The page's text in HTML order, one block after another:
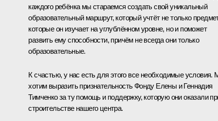
каждого ребёнка мы стараемся создать свой уникальный
образовательный маршрут, который учтёт не только
которые он изучает на углублённом уровне, но и поможет
развить ему способности, причём не всегда они только
образовательные.
К счастью, у нас есть для этого все необходимые условия.
хотим выразить признательность Фонду Елены и Геннадия
Тимченко за ту помощь и поддержку, которую они оказали
строительстве нашего центра.